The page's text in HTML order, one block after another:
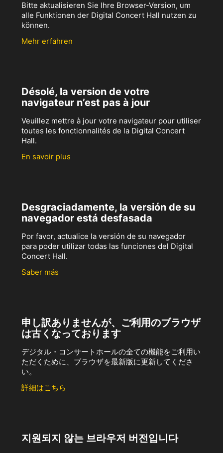
Bitte aktualisieren Sie Ihre Browser-Version, um
alle Funktionen der Digital Concert Hall nutzen zu
können.
Mehr erfahren
Désolé, la version de votre
navigateur n’est pas à jour
Veuillez mettre à jour votre navigateur pour utiliser
toutes les fonctionnalités de la Digital Concert
Hall.
En savoir plus
Desgraciadamente, la versión de su
navegador está desfasada
Por favor, actualice la versión de su navegador
para poder utilizar todas las funciones del Digital
Concert Hall.
Saber más
申し訳ありませんが、ご利用のブラウザ
は古くなっております
デジタル・コンサートホールの全ての機能をご利用い
ただくために、ブラウザを最新版に更新してくださ
い。
詳細はこちら
지원되지 않는 브라우저 버전입니다